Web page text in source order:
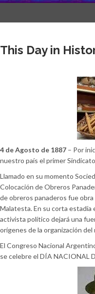
contenido
This Day in
4 de Agosto de 1887 – Por
nuestro país el primer
Llamado en su momento
Colocación de Obreros
de obreros panaderos fue
Malatesta. En su corta
activista político dejará una
orígenes de la organización
El Congreso Nacional
se celebre el DÍA NACIONAL